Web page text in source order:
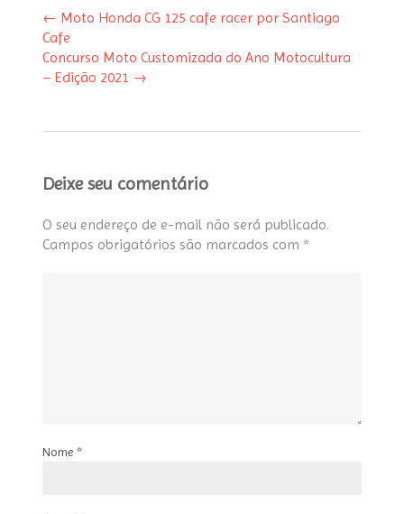
← Moto Honda CG 125 cafe racer por Santiago
Cafe
Concurso Moto Customizada do Ano Motocultura
– Edição 2021 →
Deixe seu comentário
O seu endereço de e-mail não será publicado.
Campos obrigatórios são marcados com *
Nome *